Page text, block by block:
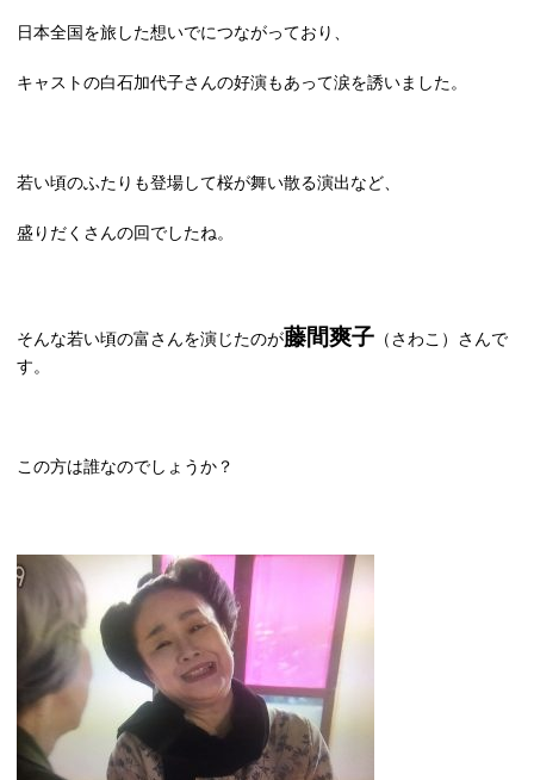
日本全国を旅した想いでにつながっており、
キャストの白石加代子さんの好演もあって涙を誘いました。
若い頃のふたりも登場して桜が舞い散る演出など、
盛りだくさんの回でしたね。
そんな若い頃の富さんを演じたのが藤間爽子 （さわこ）さんで
す。
この方は誰なのでしょうか？